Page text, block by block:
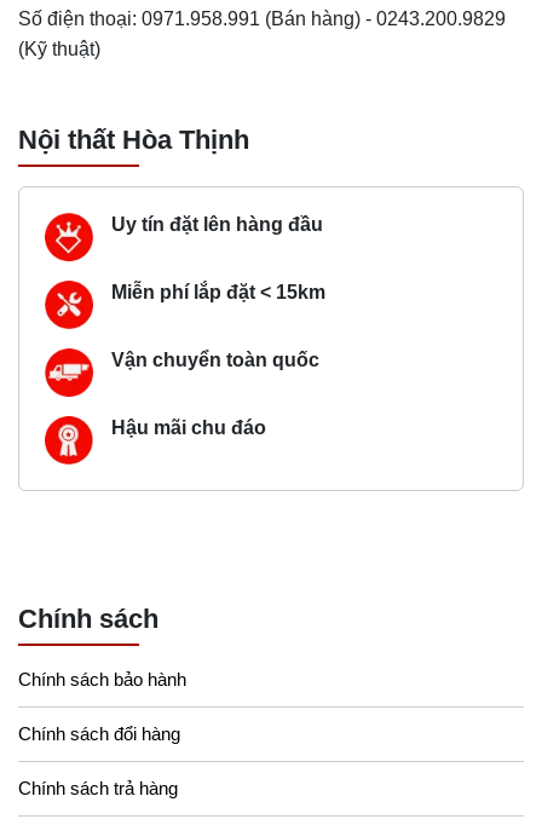
Số điện thoại: 0971.958.991 (Bán hàng) - 0243.200.9829
(Kỹ thuật)
Nội thất Hòa Thịnh
Uy tín đặt lên hàng đầu
Miễn phí lắp đặt < 15km
Vận chuyển toàn quốc
Hậu mãi chu đáo
Chính sách
Chính sách bảo hành
Chính sách đổi hàng
Chính sách trả hàng